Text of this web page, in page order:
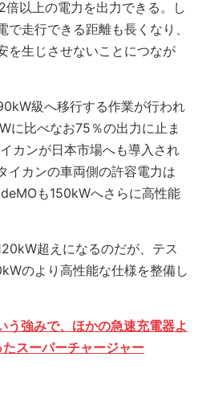
以上の電力を出力できる。し
走行できる距離も長くなり、
を生じさせないことにつなが
級へ移行する作業が行われ
に比べなお75％の出力に止ま
カンが日本市場へも導入され
イカンの車両側の許容電力は
も150kWへさらに高性能
超えになるのだが、テス
のより高性能な仕様を整備し
強みで、ほかの急速充電器よ
スーパーチャージャー